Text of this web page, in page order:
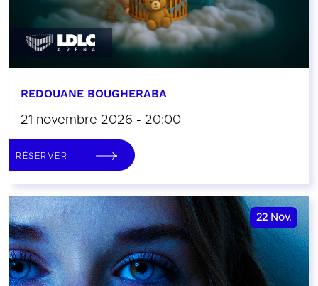
REDOUANE BOUGHERABA
21 novembre 2026 - 20:00
RÉSERVER
22 Nov.